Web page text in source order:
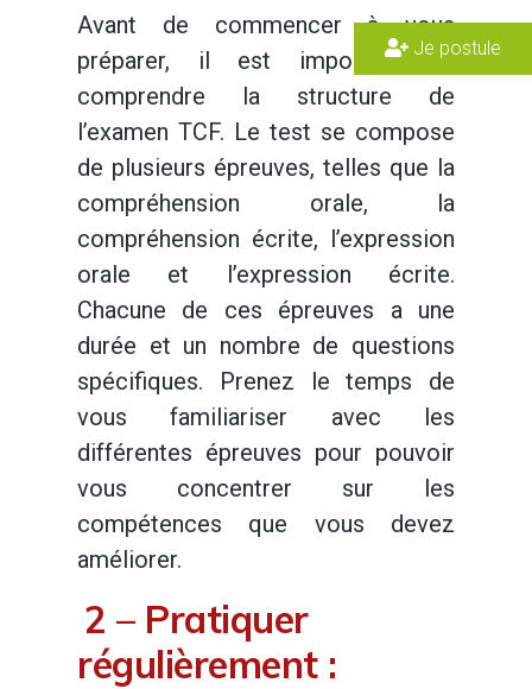
Avant de commencer à vous
préparer, il est important de
comprendre la structure de
l’examen TCF. Le test se compose
de plusieurs épreuves, telles que la
compréhension orale, la
compréhension écrite, l’expression
orale et l’expression écrite.
Chacune de ces épreuves a une
durée et un nombre de questions
spécifiques. Prenez le temps de
vous familiariser avec les
différentes épreuves pour pouvoir
vous concentrer sur les
compétences que vous devez
améliorer.
2 – Pratiquer
régulièrement :
Je postule